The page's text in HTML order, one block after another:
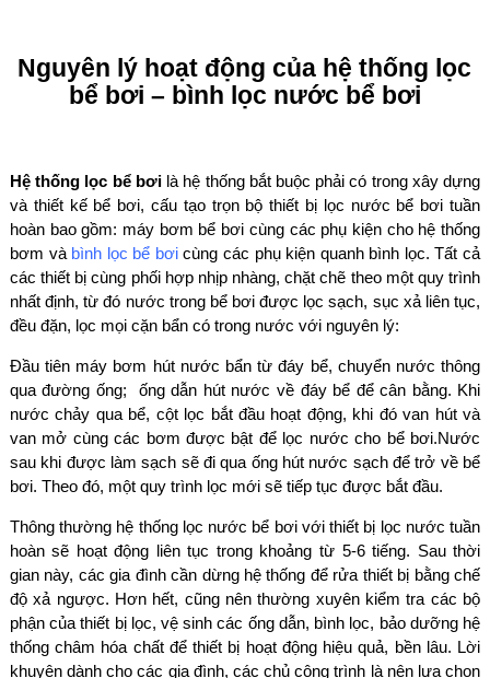
Nguyên lý hoạt động của hệ thống lọc
bể bơi – bình lọc nước bể bơi
Hệ thống lọc bể bơilà hệ thống bắt buộc phải có trong xây dựng
và thiết kế bể bơi, cấu tạo trọn bộ thiết bị lọc nước bể bơi tuần
hoàn bao gồm: máy bơm bể bơi cùng các phụ kiện cho hệ thống
bơm và bình lọc bể bơicùng các phụ kiện quanh bình lọc. Tất cả
các thiết bị cùng phối hợp nhịp nhàng, chặt chẽ theo một quy trình
nhất định, từ đó nước trong bể bơi được lọc sạch, sục xả liên tục,
đều đặn, lọc mọi cặn bẩn có trong nước với nguyên lý:
Đầu tiên máy bơm hút nước bẩn từ đáy bể, chuyển nước thông
qua đường ống; ống dẫn hút nước về đáy bể để cân bằng. Khi
nước chảy qua bể, cột lọc bắt đầu hoạt động, khi đó van hút và
van mở cùng các bơm được bật để lọc nước cho bể bơi.Nước
sau khi được làm sạch sẽ đi qua ống hút nước sạch để trở về bể
bơi. Theo đó, một quy trình lọc mới sẽ tiếp tục được bắt đầu.
Thông thường hệ thống lọc nước bể bơi với thiết bị lọc nước tuần
hoàn sẽ hoạt động liên tục trong khoảng từ 5-6 tiếng. Sau thời
gian này, các gia đình cần dừng hệ thống để rửa thiết bị bằng chế
độ xả ngược. Hơn hết, cũng nên thường xuyên kiểm tra các bộ
phận của thiết bị lọc, vệ sinh các ống dẫn, bình lọc, bảo dưỡng hệ
thống châm hóa chất để thiết bị hoạt động hiệu quả, bền lâu. Lời
khuyên dành cho các gia đình, các chủ công trình là nên lựa chọn